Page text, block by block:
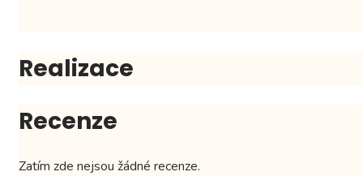
Realizace
Recenze
Zatím zde nejsou žádné recenze.